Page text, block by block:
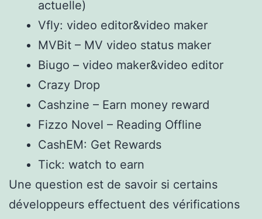
actuelle)
Vfly: video editor&video maker
MVBit – MV video status maker
Biugo – video maker&video editor
Crazy Drop
Cashzine – Earn money reward
Fizzo Novel – Reading Offline
CashEM: Get Rewards
Tick: watch to earn
Une question est de savoir si certains
développeurs effectuent des vérifications